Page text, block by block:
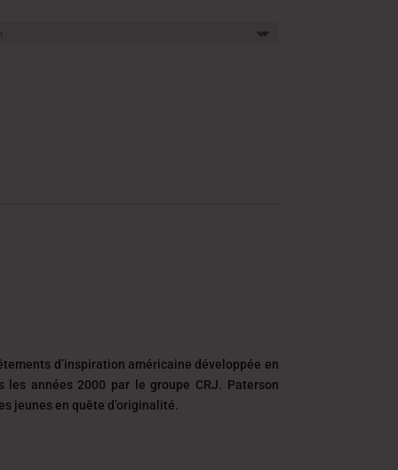
DT
d’inspiration américaine développée en
les années 2000 par le groupe CRJ. Paterson
jeunes en quête d’originalité.